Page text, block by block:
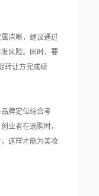
清晰，建议通过
风险。同时，要
转让方完成续
牌定位综合考
业者在选购时，
这样才能为美妆